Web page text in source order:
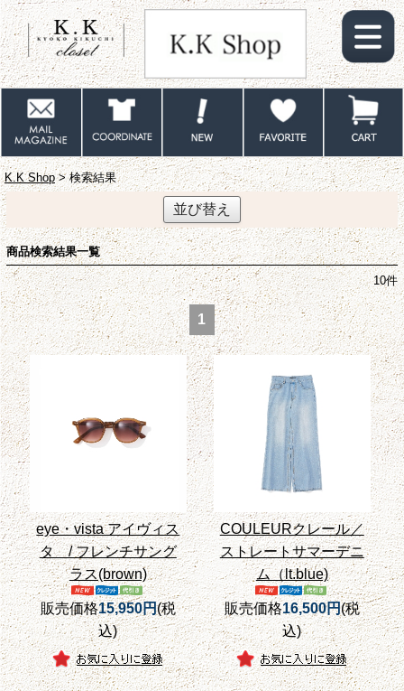
K.K Shop> 検索結果
並び替え
商品検索結果一覧
10件
1
eye・vista アイヴィス
タ / フレンチサング
ラス(brown)
販売価格15,950円(税
込)
COULEURクレール／
ストレートサマーデニ
ム（lt.blue)
販売価格16,500円(税
込)